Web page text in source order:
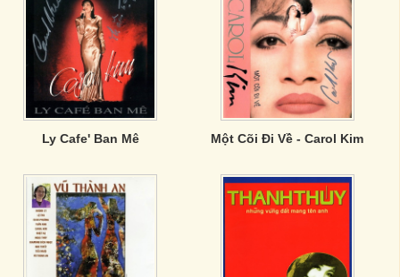
Ly Cafe' Ban Mê Một Cõi Đi Về - Carol Kim